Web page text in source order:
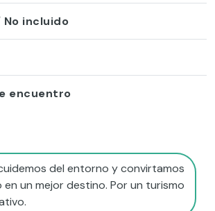
incluido
encuentro
del entorno y convirtamos
en un mejor destino. Por un turismo